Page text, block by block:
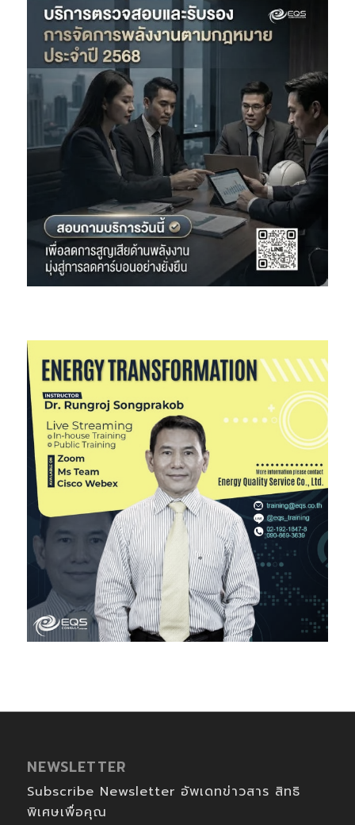
NEWSLETTER
Subscribe Newsletter อัพเดทข่าวสาร สิทธิ
พิเศษเพื่อคุณ